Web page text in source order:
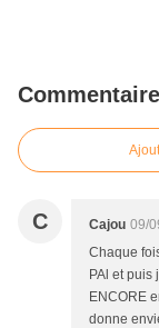
C Cajou 09/
Chaque
PAl et puis
ENCORE
donne